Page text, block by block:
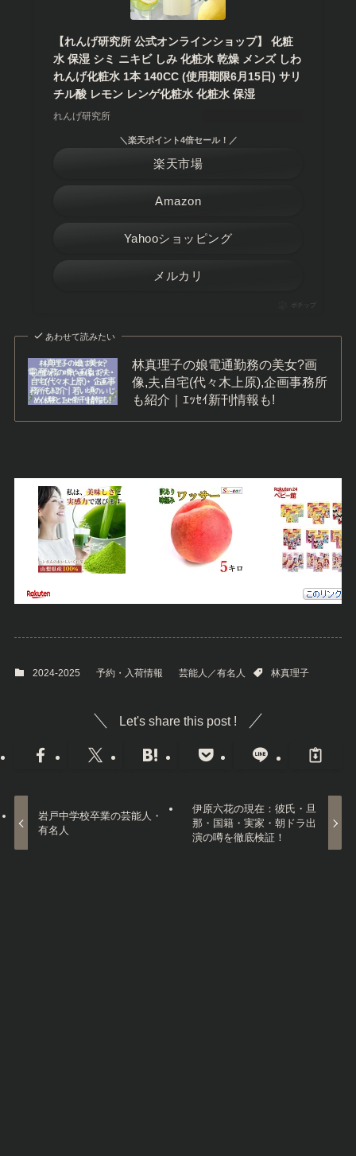
【れんげ研究所 公式オンラインショップ】 化粧
水 保湿 シミ ニキビ しみ 化粧水 乾燥 メンズ しわ
れんげ化粧水 1本 140CC (使用期限6月15日) サリ
チル酸 レモン レンゲ化粧水 化粧水 保湿
れんげ研究所
Amazon
＼楽天ポイント4倍セール！／
楽天市場
Yahooショッピング
メルカリ
ポチップ
あわせて読みたい
林真理子の娘電通勤務の美女?画
像,夫,自宅(代々木上原),企画事務所
も紹介｜ｴｯｾｲ新刊情報も!
2024-2025 予約・入荷情報 芸能人／有名人 林真理子
Let's share this post !
岩戸中学校卒業の芸能人・
有名人
伊原六花の現在：彼氏・旦
那・国籍・実家・朝ドラ出
演の噂を徹底検証！